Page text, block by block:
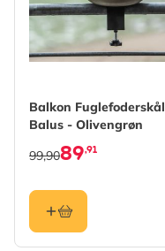
Balkon Fuglefoderskål
Balus - Olivengrøn
89,91
99,90